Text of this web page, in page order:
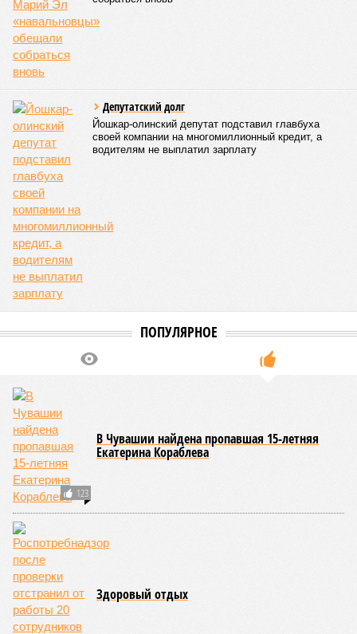
Версия //Власть //Роспотребнадзор после проверки отстранил от
работы 20 сотрудников детских лагерей
Роспотребнадзор после проверки отстранил от работы 20
сотрудников детских лагерей
Здоровый отдых
Руководитель Управления Роспотребнадзора по Чувашской
Республике Татьяна Гермонова принимала участие в заседании
Межведомственной комиссии, занимающейся вопросами
организации детского отдыха и оздоровления в регионе. В
рамках встречи участники рассматривали текущее состояние
летней оздоровительной кампании 2026 года и промежуточные
итоги её проведения.
Управлением Роспотребнадзора по Республике Татарстан
были обобщены
мероприятий в детских оздоровительных лагерях. В